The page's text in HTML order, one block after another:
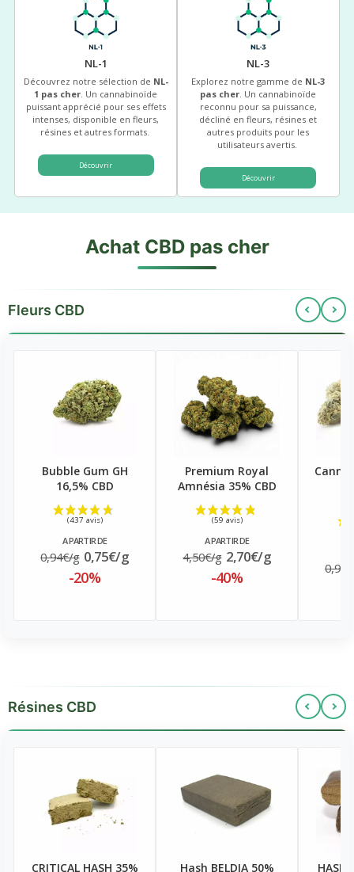
NL-1
Découvrez notre sélection de NL-
1 pas cher. Un cannabinoïde
puissant apprécié pour ses effets
intenses, disponible en fleurs,
résines et autres formats.
Découvrir
NL-3
Explorez notre gamme de NL-3
pas cher. Un cannabinoïde
reconnu pour sa puissance,
décliné en fleurs, résines et
autres produits pour les
utilisateurs avertis.
Découvrir
Achat CBD pas cher
Fleurs CBD
Bubble Gum GH
16,5% CBD
A PARTIR DE
0,94€/g 0,75€/g
-20%
Premium Royal
Amnésia 35% CBD
A PARTIR DE
4,50€/g 2,70€/g
-40%
Résines CBD
CRITICAL HASH 35% Hash BELDIA 50% HASH